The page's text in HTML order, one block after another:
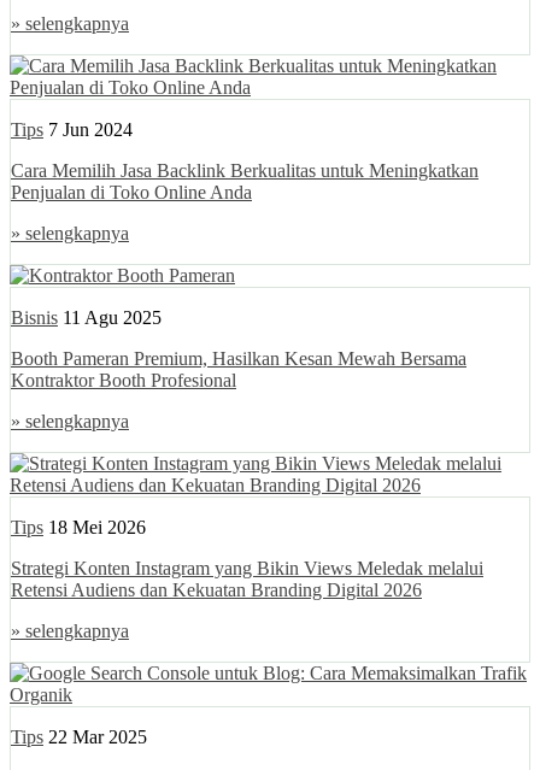
» selengkapnya
Tips 7 Jun 2024
Cara Memilih Jasa Backlink Berkualitas untuk Meningkatkan
Penjualan di Toko Online Anda
» selengkapnya
Bisnis 11 Agu 2025
Booth Pameran Premium, Hasilkan Kesan Mewah Bersama
Kontraktor Booth Profesional
» selengkapnya
Tips 18 Mei 2026
Strategi Konten Instagram yang Bikin Views Meledak melalui
Retensi Audiens dan Kekuatan Branding Digital 2026
» selengkapnya
Tips 22 Mar 2025